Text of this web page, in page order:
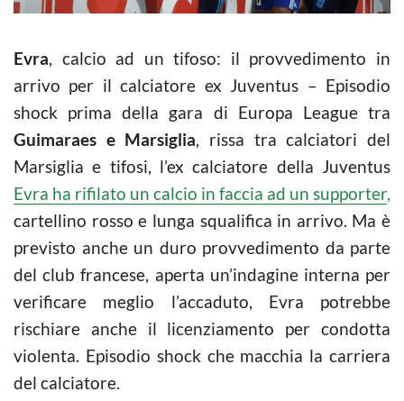
Evra, calcio ad un tifoso: il provvedimento in
arrivo per il calciatore ex Juventus – Episodio
shock prima della gara di Europa League tra
Guimaraes e Marsiglia, rissa tra calciatori del
Marsiglia e tifosi, l’ex calciatore della Juventus
Evra ha rifilato un calcio in faccia ad un supporter,
cartellino rosso e lunga squalifica in arrivo. Ma è
previsto anche un duro provvedimento da parte
del club francese, aperta un’indagine interna per
verificare meglio l’accaduto, Evra potrebbe
rischiare anche il licenziamento per condotta
violenta. Episodio shock che macchia la carriera
del calciatore.